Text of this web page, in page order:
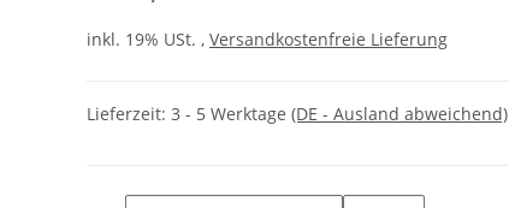
inkl. 19% USt. , Versandkostenfreie Lieferung
Lieferzeit: 3 - 5 Werktage (DE - Ausland abweichend)